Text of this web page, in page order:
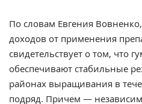
По словам Евгения
доходов от применения
свидетельствует о том, что
обеспечивают стабильные
районах выращивания в
подряд. Причем —